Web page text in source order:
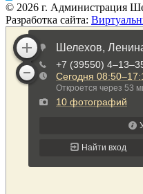
© 2026 г. Администрация
Разработка сайта: